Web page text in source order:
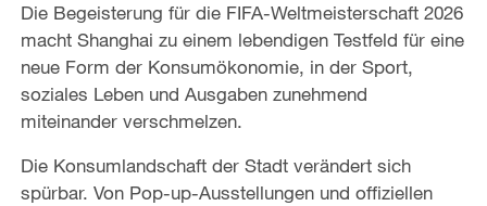
Die Begeisterung für die FIFA-Weltmeisterschaft 2026
macht Shanghai zu einem lebendigen Testfeld für eine
neue Form der Konsumökonomie, in der Sport,
soziales Leben und Ausgaben zunehmend
miteinander verschmelzen.
Die Konsumlandschaft der Stadt verändert sich
spürbar. Von Pop-up-Ausstellungen und offiziellen